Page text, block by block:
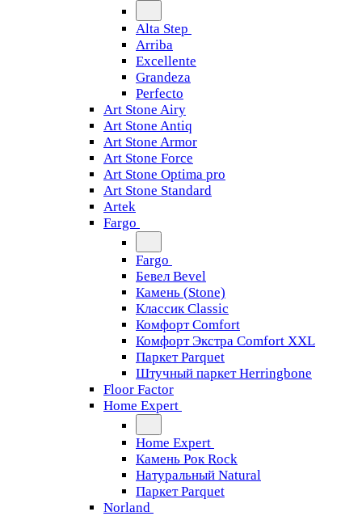
Alta Step
Arriba
Excellente
Grandeza
Perfecto
Art Stone Airy
Art Stone Antiq
Art Stone Armor
Art Stone Force
Art Stone Optima pro
Art Stone Standard
Artek
Fargo
Fargo
Бевел Bevel
Камень (Stone)
Классик Classic
Комфорт Comfort
Комфорт Экстра Comfort XXL
Паркет Parquet
Штучный паркет Herringbone
Floor Factor
Home Expert
Home Expert
Камень Рок Rock
Натуральный Natural
Паркет Parquet
Norland